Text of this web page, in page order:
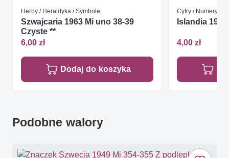
Herby / Heraldyka / Symbole
Szwajcaria 1963 Mi uno 38-39
Czyste **
6,00 zł
Dodaj do koszyka
Cyfry / Numery /
Islandia
4,00 zł
Podobne walory